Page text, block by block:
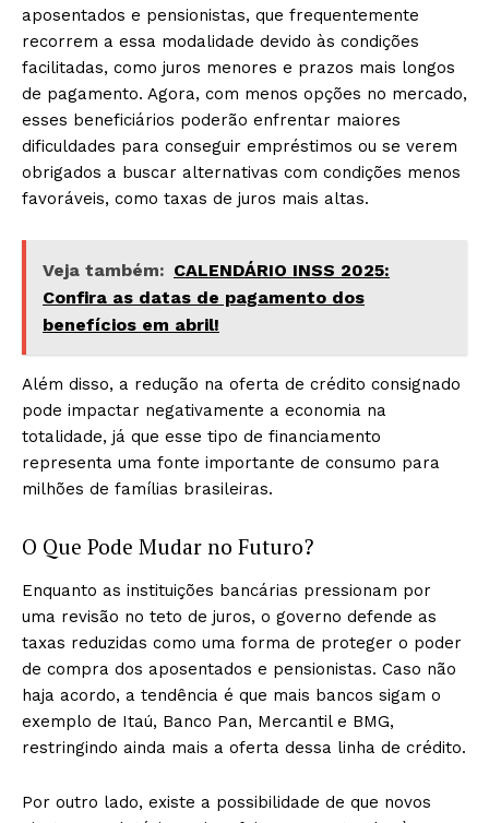
aposentados e pensionistas, que frequentemente
recorrem a essa modalidade devido às condições
facilitadas, como juros menores e prazos mais longos
de pagamento. Agora, com menos opções no mercado,
esses beneficiários poderão enfrentar maiores
dificuldades para conseguir empréstimos ou se verem
obrigados a buscar alternativas com condições menos
favoráveis, como taxas de juros mais altas.
Veja também: CALENDÁRIO INSS 2025:
Confira as datas de pagamento dos
benefícios em abril!
Além disso, a redução na oferta de crédito consignado
pode impactar negativamente a economia na
totalidade, já que esse tipo de financiamento
representa uma fonte importante de consumo para
milhões de famílias brasileiras.
O Que Pode Mudar no Futuro?
Enquanto as instituições bancárias pressionam por
uma revisão no teto de juros, o governo defende as
taxas reduzidas como uma forma de proteger o poder
de compra dos aposentados e pensionistas. Caso não
haja acordo, a tendência é que mais bancos sigam o
exemplo de Itaú, Banco Pan, Mercantil e BMG,
restringindo ainda mais a oferta dessa linha de crédito.
Por outro lado, existe a possibilidade de que novos